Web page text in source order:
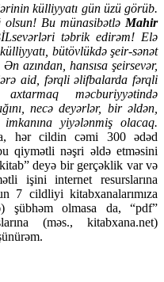
külliyyatı gün üzü görüb.
Bu münasibətlə Mahir
təbrik edirəm! Elə
bütövlükdə şeir-sənət
azından, hansısa şeirsevər,
aid, fərqli əlifbalarda fərqli
məcburiyyətində
necə deyərlər, bir əldən,
yiyələnmiş olacaq.
hər cildin cəmi 300 ədəd
qiymətli nəşri əldə etməsini
deyə bir gerçəklik var və
işini internet resurslarına
7 cildliyi kitabxanalarımıza
şübhəm olmasa da, “pdf”
(məs., kitabxana.net)